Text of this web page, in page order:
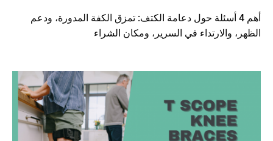
أهم 4 أسئلة حول دعامة الكتف: تمزق الكفة المدورة، ودعم
الظهر، والارتداء في السرير، ومكان الشراء